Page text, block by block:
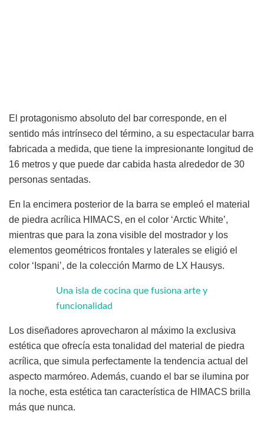
El protagonismo absoluto del bar corresponde, en el
sentido más intrínseco del término, a su espectacular barra
fabricada a medida, que tiene la impresionante longitud de
16 metros y que puede dar cabida hasta alrededor de 30
personas sentadas.
En la encimera posterior de la barra se empleó el material
de piedra acrílica HIMACS, en el color ‘Arctic White’,
mientras que para la zona visible del mostrador y los
elementos geométricos frontales y laterales se eligió el
color ‘Ispani’, de la colección Marmo de LX Hausys.
Una isla de cocina que fusiona arte y
funcionalidad
Los diseñadores aprovecharon al máximo la exclusiva
estética que ofrecía esta tonalidad del material de piedra
acrílica, que simula perfectamente la tendencia actual del
aspecto marmóreo. Además, cuando el bar se ilumina por
la noche, esta estética tan característica de HIMACS brilla
más que nunca.